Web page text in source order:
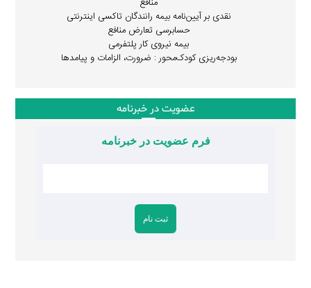
منافع
نقدی بر آیین‌نامه بیمه رانندگان تاکسی اینترنتی
حسابرسی تعارض منافع
بیمه نیروی کار پلتفرمی
بودجه‌ریزی کودک‌محور : ضرورت، الزامات و پیامدها
عضویت در خبرنامه
فرم عضویت در خبرنامه